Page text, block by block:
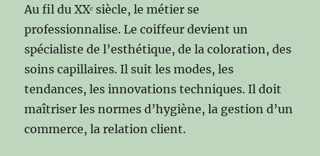
Au fil du XXᵉ siècle, le métier se
professionnalise. Le coiffeur devient un
spécialiste de l’esthétique, de la coloration, des
soins capillaires. Il suit les modes, les
tendances, les innovations techniques. Il doit
maîtriser les normes d’hygiène, la gestion d’un
commerce, la relation client.